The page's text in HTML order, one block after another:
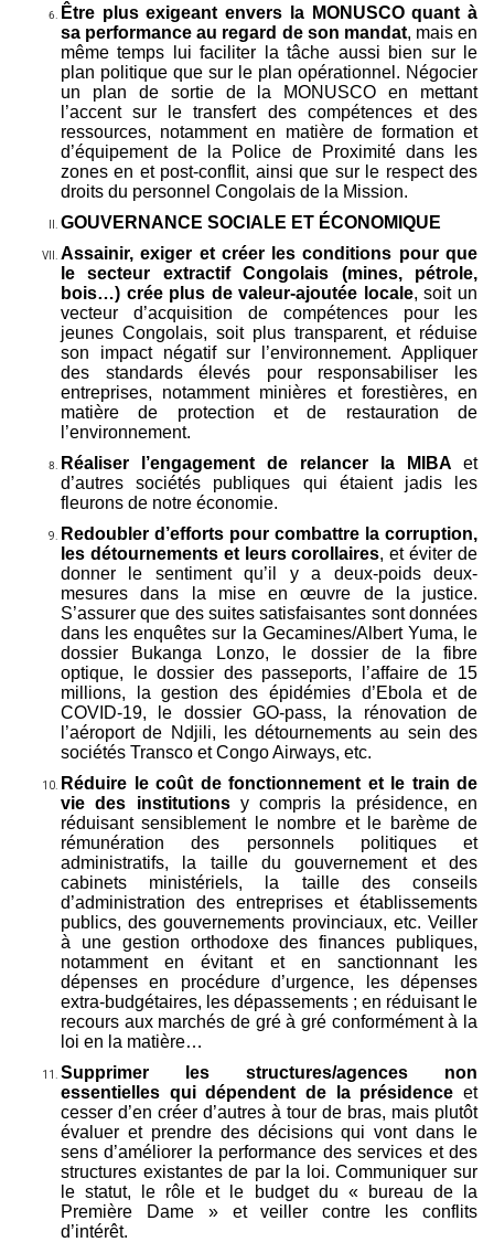
Être plus exigeant envers la MONUSCO quant à
sa performance au regard de son mandat, mais en
même temps lui faciliter la tâche aussi bien sur le
plan politique que sur le plan opérationnel. Négocier
un plan de sortie de la MONUSCO en mettant
l’accent sur le transfert des compétences et des
ressources, notamment en matière de formation et
d’équipement de la Police de Proximité dans les
zones en et post-conflit, ainsi que sur le respect des
droits du personnel Congolais de la Mission.
GOUVERNANCE SOCIALE ET ÉCONOMIQUE
Assainir, exiger et créer les conditions pour que
le secteur extractif Congolais (mines, pétrole,
bois…) crée plus de valeur-ajoutée locale, soit un
vecteur d’acquisition de compétences pour les
jeunes Congolais, soit plus transparent, et réduise
son impact négatif sur l’environnement. Appliquer
des standards élevés pour responsabiliser les
entreprises, notamment minières et forestières, en
matière de protection et de restauration de
l’environnement.
Réaliser l’engagement de relancer la MIBA et
d’autres sociétés publiques qui étaient jadis les
fleurons de notre économie.
Redoubler d’efforts pour combattre la corruption,
les détournements et leurs corollaires, et éviter de
donner le sentiment qu’il y a deux-poids deux-
mesures dans la mise en œuvre de la justice.
S’assurer que des suites satisfaisantes sont données
dans les enquêtes sur la Gecamines/Albert Yuma, le
dossier Bukanga Lonzo, le dossier de la fibre
optique, le dossier des passeports, l’affaire de 15
millions, la gestion des épidémies d’Ebola et de
COVID-19, le dossier GO-pass, la rénovation de
l’aéroport de Ndjili, les détournements au sein des
sociétés Transco et Congo Airways, etc.
Réduire le coût de fonctionnement et le train de
vie des institutions y compris la présidence, en
réduisant sensiblement le nombre et le barème de
rémunération des personnels politiques et
administratifs, la taille du gouvernement et des
cabinets ministériels, la taille des conseils
d’administration des entreprises et établissements
publics, des gouvernements provinciaux, etc. Veiller
à une gestion orthodoxe des finances publiques,
notamment en évitant et en sanctionnant les
dépenses en procédure d’urgence, les dépenses
extra-budgétaires, les dépassements ; en réduisant le
recours aux marchés de gré à gré conformément à la
loi en la matière…
Supprimer les structures/agences non
essentielles qui dépendent de la présidence et
cesser d’en créer d’autres à tour de bras, mais plutôt
évaluer et prendre des décisions qui vont dans le
sens d’améliorer la performance des services et des
structures existantes de par la loi. Communiquer sur
le statut, le rôle et le budget du « bureau de la
Première Dame » et veiller contre les conflits
d’intérêt.